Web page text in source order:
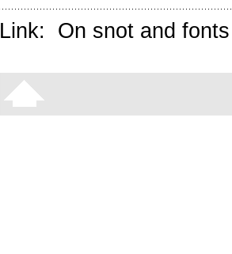
Link: On snot and fonts